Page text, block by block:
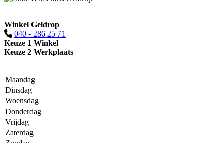
Winkel Geldrop
040 - 286 25 71
Keuze 1 Winkel
Keuze 2 Werkplaats
Maandag
Dinsdag
Woensdag
Donderdag
Vrijdag
Zaterdag